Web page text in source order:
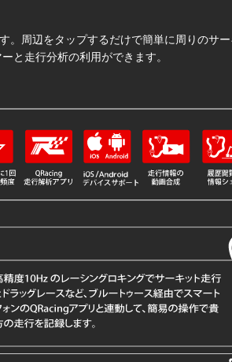
。周辺をタップするだけで簡単に周りのサ
と走行分析の利用ができます。